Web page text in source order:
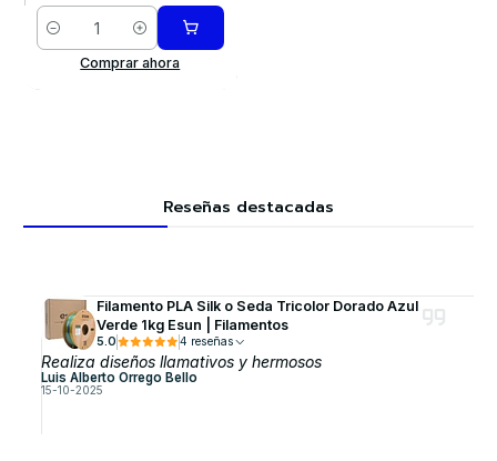
Cantidad
Comprar ahora
Reseñas destacadas
Filamento PLA Silk o Seda Tricolor Dorado Azul
Verde 1kg Esun | Filamentos
5.0 4 reseñas
Realiza diseños llamativos y hermosos
Luis Alberto Orrego Bello
15-10-2025